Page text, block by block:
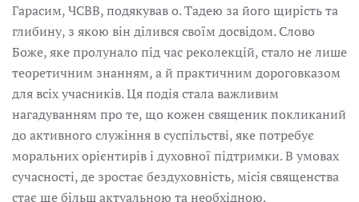
Гарасим, ЧСВВ, подякував о. Тадею за його щирість та
глибину, з якою він ділився своїм досвідом. Слово
Боже, яке пролунало під час реколекцій, стало не лише
теоретичним знанням, а й практичним дороговказом
для всіх учасників. Ця подія стала важливим
нагадуванням про те, що кожен священик покликаний
до активного служіння в суспільстві, яке потребує
моральних орієнтирів і духовної підтримки. В умовах
сучасності, де зростає бездуховність, місія священства
стає ще більш актуальною та необхідною.